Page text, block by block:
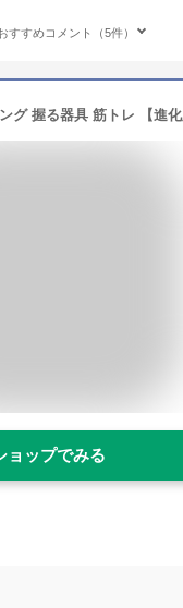
すすめコメント（5件）
ョップでみる